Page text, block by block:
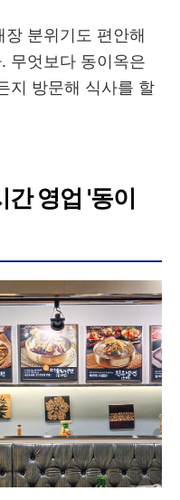
분위기도 편안해
무엇보다 동이옥은
지 방문해 식사를 할
영업 '동이